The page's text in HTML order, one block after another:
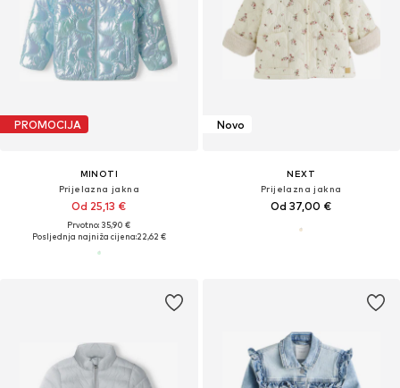
PROMOCIJA
MINOTI
Prijelazna jakna
Od 25,13 €
Prvotno: 35,90 €
Posljednja najniža cijena:22,62 €
Novo
NEXT
Prijelazna jakna
Od 37,00 €